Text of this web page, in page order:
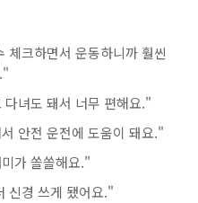
체크하면서 운동하니까 훨씬
녀도 돼서 너무 편해요."
안전 운전에 도움이 돼요."
가 쏠쏠해요."
신경 쓰게 됐어요."